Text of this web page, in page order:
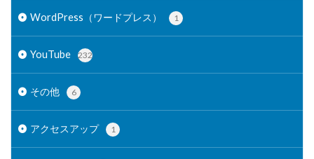
WordPress（ワードプレス） 1
YouTube 232
その他 6
アクセスアップ 1